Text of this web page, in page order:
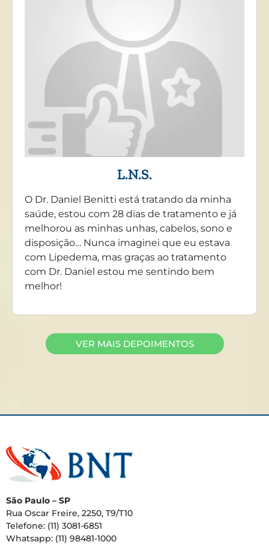
L.N.S.
O Dr. Daniel Benitti está tratando da minha
saúde, estou com 28 dias de tratamento e já
melhorou as minhas unhas, cabelos, sono e
disposição… Nunca imaginei que eu estava
com Lipedema, mas graças ao tratamento
com Dr. Daniel estou me sentindo bem
melhor!
VER MAIS DEPOIMENTOS
São Paulo – SP
Rua Oscar Freire, 2250, T9/T10
Telefone: (11) 3081-6851
Whatsapp: (11) 98481-1000